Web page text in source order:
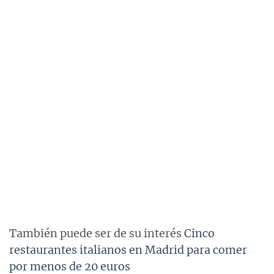
También puede ser de su interés Cinco
restaurantes italianos en Madrid para comer
por menos de 20 euros